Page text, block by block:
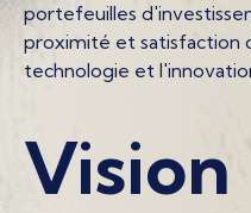
portefeuilles
proximité et satisfaction
technologie et
Vision